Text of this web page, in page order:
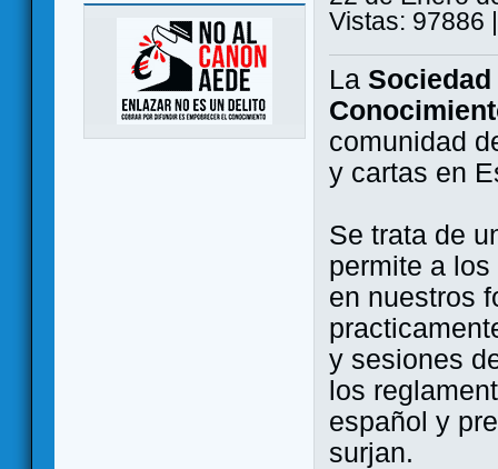
Vistas: 97886
La
comunidad
y cartas en
Se trata de
permite a
en nuestros
y sesiones
los
español y
surjan.